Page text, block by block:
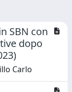
SBN con
dopo
Carlo